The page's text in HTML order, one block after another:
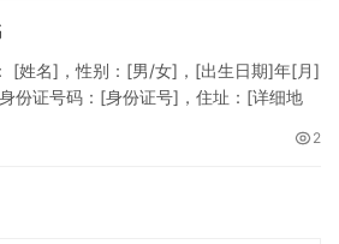
[姓名]，性别：[男/女]，[出生日期]年[月]
份证号码：[身份证号]，住址：[详细地
2